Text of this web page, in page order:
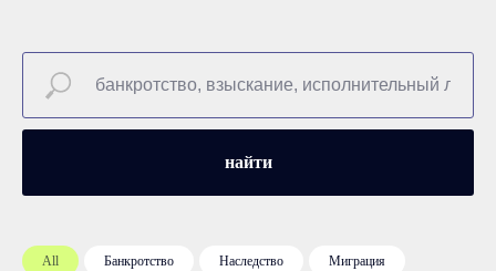
найти
All Банкротство Наследство Миграция